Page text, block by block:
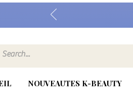
NOUVEAUTES K-BEAUTY